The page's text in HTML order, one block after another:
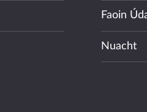
Faoin
Nuacht